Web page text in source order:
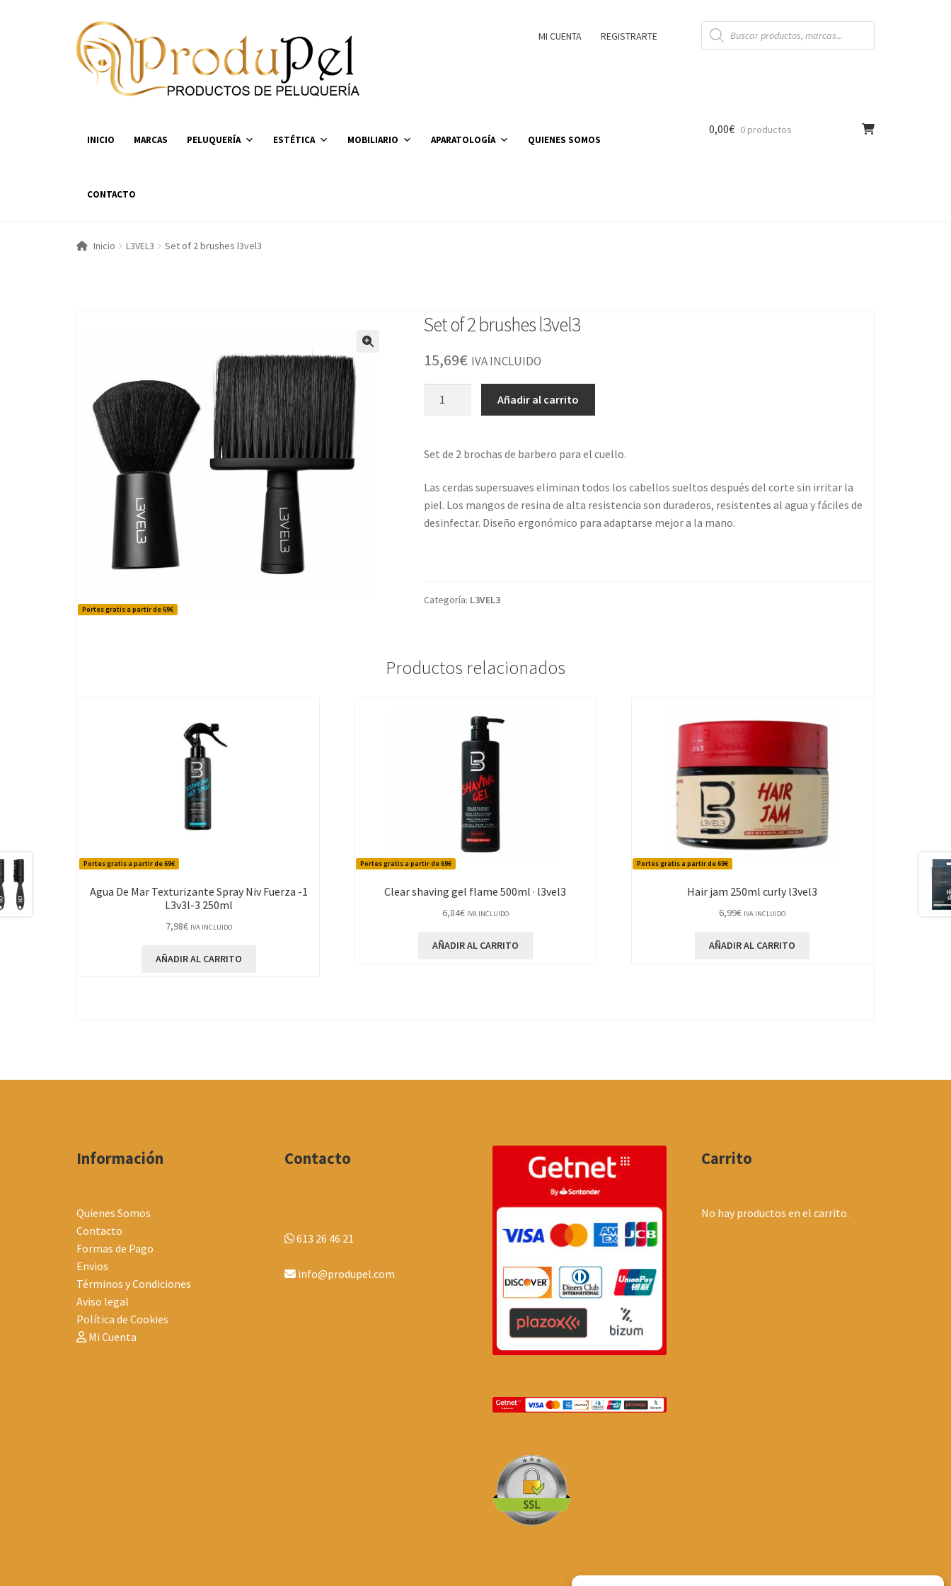
Ir
a
la
navegación
Ir
al
contenido
MI CUENTA REGISTRARTE
Búsqueda
de
productos
INICIO MARCAS PELUQUERÍA ESTÉTICA MOBILIARIO APARATOLOGÍA QUIENES SOMOS
CONTACTO
0,00€ 0 productos
Inicio L3VEL3 Set of 2 brushes l3vel3
Portes gratis a partir de 69€
Set of 2 brushes l3vel3
15,69€ IVA INCLUIDO
l3vel3
Añadir al carrito
Set de 2 brochas de barbero para el cuello.
Las cerdas supersuaves eliminan todos los cabellos sueltos después del corte sin irritar la
piel. Los mangos de resina de alta resistencia son duraderos, resistentes al agua y fáciles de
desinfectar. Diseño ergonómico para adaptarse mejor a la mano.
Categoría: L3VEL3
Productos relacionados
Portes gratis a partir de 69€
Agua De Mar Texturizante Spray Niv Fuerza -1
L3v3l-3 250ml
7,98€ IVA INCLUIDO
AÑADIR AL CARRITO
Portes gratis a partir de 69€
Clear shaving gel flame 500ml · l3vel3
6,84€ IVA INCLUIDO
AÑADIR AL CARRITO
Portes gratis a partir de 69€
Hair jam 250ml curly l3vel3
6,99€ IVA INCLUIDO
AÑADIR AL CARRITO
Información
Quienes Somos
Contacto
Formas de Pago
Envios
Términos y Condiciones
Aviso legal
Política de Cookies
Mi Cuenta
Contacto
613 26 46 21
info@produpel.com
Carrito
No hay productos en el carrito.